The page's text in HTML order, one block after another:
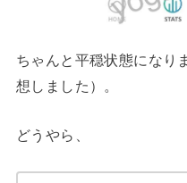
ちゃんと平穏状態になり
想しました）。
どうやら、